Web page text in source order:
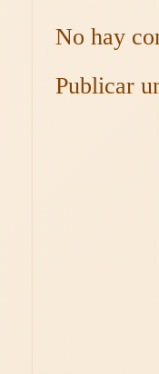
No hay
Publicar